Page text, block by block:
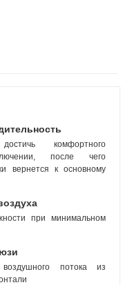
комфортного
после чего
вернется к основному
при минимальном
потока из